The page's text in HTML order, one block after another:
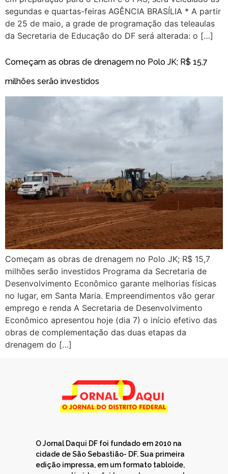
segundas e quartas-feiras AGÊNCIA BRASÍLIA * A partir
de 25 de maio, a grade de programação das teleaulas
da Secretaria de Educação do DF será alterada: o […]
Começam as obras de drenagem no Polo JK; R$ 15,7
milhões serão investidos
Começam as obras de drenagem no Polo JK; R$ 15,7
milhões serão investidos Programa da Secretaria de
Desenvolvimento Econômico garante melhorias físicas
no lugar, em Santa Maria. Empreendimentos vão gerar
emprego e renda A Secretaria de Desenvolvimento
Econômico apresentou hoje (dia 7) o início efetivo das
obras de complementação das duas etapas da
drenagem do […]
O Jornal Daqui DF foi fundado em 2010 na
cidade de São Sebastião- DF. Sua primeira
edição impressa, em um formato tabloide,